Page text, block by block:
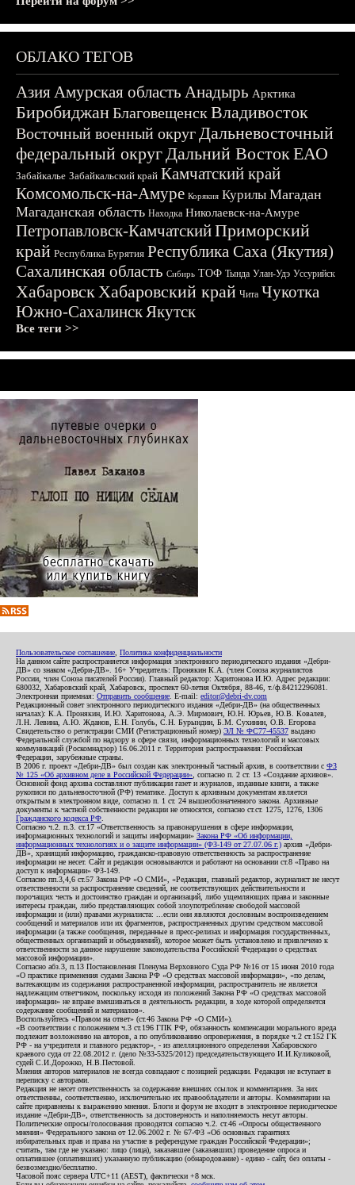
ОБЛАКО ТЕГОВ
АзияАмурская область Анадырь Арктика
БиробиджанБлаговещенскВладивосток
Восточный военный округДальневосточный
федеральный округДальний ВостокЕАО
Забайкалье Забайкальский край Камчатский край
Комсомольск-на-Амуре Корякия Курилы Магадан
Магаданская область Находка Николаевск-на-Амуре
Петропавловск-КамчатскийПриморский
край Республика Бурятия Республика Саха (Якутия)
Сахалинская область Сибирь ТОФ Тында Улан-Удэ Уссурийск
ХабаровскХабаровский край Чита Чукотка
Южно-СахалинскЯкутск
Все теги >>
Пользовательское соглашение Политика конфиденциальности
На данном сайте распространяется информация электронного периодического издания «Дебри-
ДВ» со знаком «Дебри-ДВ». 16+ Учредитель: Пронякин К.А. (член Союза журналистов
России, член Союза писателей России). Главный редактор: Харитонова И.Ю. Адрес редакции:
680032, Хабаровский край, Хабаровск, проспект 60-летия Октября, 88-46, т./ф.84212296081.
Электронная приемная: Отправить сообщение . E-mail: editor@debri-dv.com
Редакционный совет электронного периодического издания «Дебри-ДВ» (на общественных
началах): К.А. Пронякин, И.Ю. Харитонова, А.Э. Мирмович, Ю.Н. Юрьев, Ю.В. Ковалев,
Л.Н. Левина, А.Ю. Жданов, Е.Н. Голубь, С.Н. Бурындин, Б.М. Сухинин, О.В. Егорова
Свидетельство о регистрации СМИ (Регистрационный номер) ЭЛ № ФС77-45537 выдано
Федеральной службой по надзору в сфере связи, информационных технологий и массовых
коммуникаций (Роскомнадзор) 16.06.2011 г. Территория распространения: Российская
Федерация, зарубежные страны.
В 2006 г. проект «Дебри-ДВ» был создан как электронный частный архив, в соответствии с ФЗ
№ 125 «Об архивном деле в Российской Федерации» , согласно п. 2 ст. 13 «Создание архивов».
Основной фонд архива составляют публикации газет и журналов, изданные книги, а также
рукописи по дальневосточной (РФ) тематике. Доступ к архивным документам является
открытым в электронном виде, согласно п. 1 ст. 24 вышеобозначенного закона. Архивные
документы к частной собственности редакции не относятся, согласно ст.ст. 1275, 1276, 1306
Гражданского кодекса РФ
Согласно ч.2. п.3. ст.17 «Ответственность за правонарушения в сфере информации,
информационных технологий и защиты информации» Закона РФ «Об информации,
информационных технологиях и о защите информации» (ФЗ-149 от 27.07.06 г.) архив «Дебри-
ДВ», хранящий информацию, гражданско-правовую ответственность за распространение
информации не несет. Сайт и редакция основываются и работают на основании ст.8 «Право на
доступ к информации» ФЗ-149.
Согласно пп.3,4,6 ст.57 Закона РФ «О СМИ», «Редакция, главный редактор, журналист не несут
ответственности за распространение сведений, не соответствующих действительности и
порочащих честь и достоинство граждан и организаций, либо ущемляющих права и законные
интересы граждан, либо представляющих собой злоупотребление свободой массовой
информации и (или) правами журналиста: ...если они являются дословным воспроизведением
сообщений и материалов или их фрагментов, распространенных другим средством массовой
информации (а также сообщения, переданные в пресс-релизах и информация государственных,
общественных организаций и объединений), которое может быть установлено и привлечено к
ответственности за данное нарушение законодательства Российской Федерации о средствах
массовой информации».
Согласно абз.3, п.13 Постановления Пленума Верховного Суда РФ №16 от 15 июня 2010 года
«О практике применения судами Закона РФ «О средствах массовой информации», «по делам,
вытекающим из содержания распространенной информации, распространитель не является
надлежащим ответчиком, поскольку исходя из положений Закона РФ «О средствах массовой
информации» не вправе вмешиваться в деятельность редакции, в ходе которой определяется
содержание сообщений и материалов».
Воспользуйтесь «Правом на ответ» (ст.46 Закона РФ «О СМИ»).
«В соответствии с положением ч.3 ст.196 ГПК РФ, обязанность компенсации морального вреда
подлежит возложению на авторов, а по опубликованию опровержения, в порядке ч.2 ст.152 ГК
РФ - на учредителя и главного редактор», - из апелляционного определения Хабаровского
краевого суда от 22.08.2012 г. (дело №33-5325/2012) председательствующего И.И.Куликовой,
судей С.И.Дорожко, Н.В.Пестовой.
Мнения авторов материалов не всегда совпадают с позицией редакции. Редакция не вступает в
переписку с авторами.
Редакция не несет ответственность за содержание внешних ссылок и комментариев. За них
ответственны, соответственно, исключительно их правообладатели и авторы. Комментарии на
сайте приравнены к выражению мнения. Блоги и форум не входят в электронное периодическое
издание «Дебри-ДВ», ответственность за достоверность и наполняемость несут авторы.
Политические опросы/голосования проводятся согласно ч.2. ст.46 «Опросы общественного
мнения» Федерального закона от 12.06.2002 г. № 67-ФЗ «Об основных гарантиях
избирательных прав и права на участие в референдуме граждан Российской Федерации»;
считать, там где не указано: лицо (лица), заказавшее (заказавших) проведение опроса и
оплатившее (оплативших) указанную публикацию (обнародование) - едино - сайт, без оплаты -
безвозмездно/бесплатно.
Часовой пояс сервера UTC+11 (AEST), фактически +8 мск.